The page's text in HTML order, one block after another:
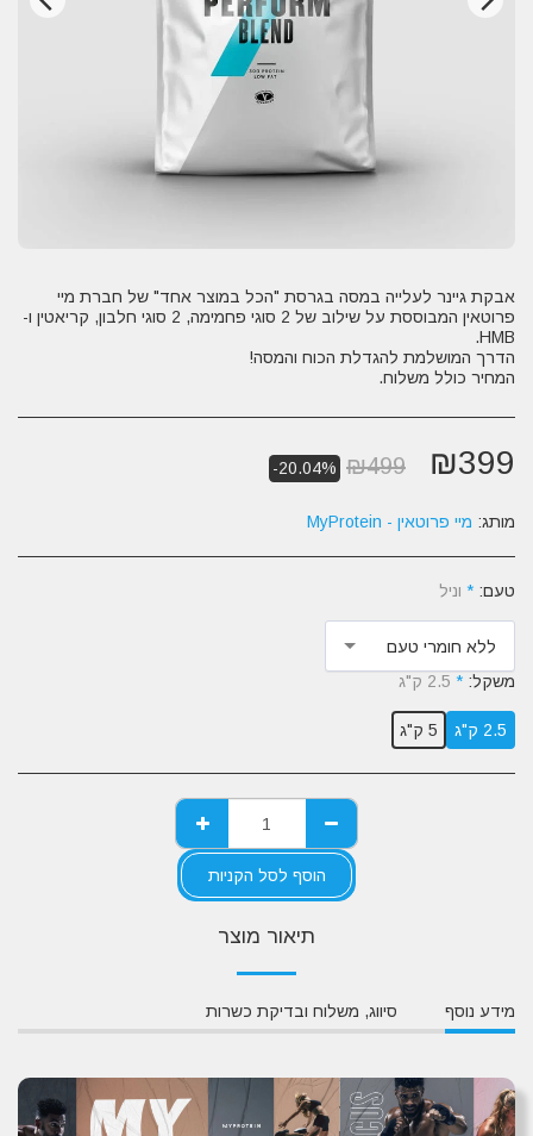
אבקת גיינר לעלייה במסה בגרסת "הכל במוצר אחד" של חברת מיי
פרוטאין המבוססת על שילוב של 2 סוגי פחמימה, 2 סוגי חלבון, קריאטין ו-
המחיר כולל משלוח.
₪399
₪499
-20.04%
מותג: מיי פרוטאין - MyProtein
טעם: * וניל
ללא חומרי טעם
משקל: * 2.5 ק"ג
2.5 ק"ג 5 ק"ג
הוסף לסל הקניות
תיאור מוצר
מידע נוסף סיווג, משלוח ובדיקת כשרות